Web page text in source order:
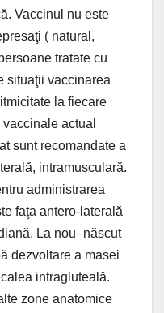
Vaccinul nu este
( natural,
tratate cu
situaţii vaccinarea
la fiecare
actual
sunt recomandate a
intramusculară.
administrarea
faţa antero-laterală
La nou–născut
dezvoltare a masei
intragluteală.
zone anatomice